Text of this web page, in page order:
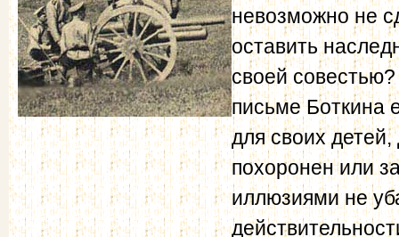
невозможно не
оставить
своей
письме Боткина
для своих
похоронен или
иллюзиями не